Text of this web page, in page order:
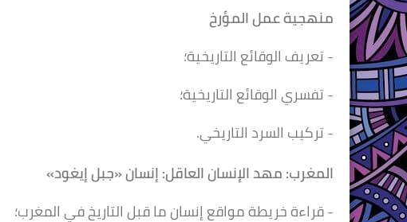
منهجية عمل المؤرخ
- تعريف الوقائع التاريخية؛
- تفسري الوقائع التاريخية؛
- تركيب السرد التاريخي.
المغرب: مهد الإنسانالعاقل: إنسان «جبلإيغود»
- قراءة خريطة مواقع إنسان ما قبل التاريخ في المغرب؛